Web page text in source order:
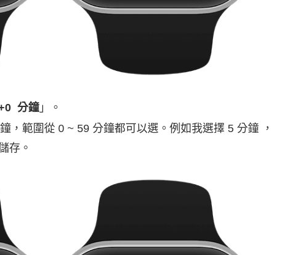
分鐘」。
，範圍從 0 ~ 59 分鐘都可以選。例如我選擇 5 分鐘 ，
存。